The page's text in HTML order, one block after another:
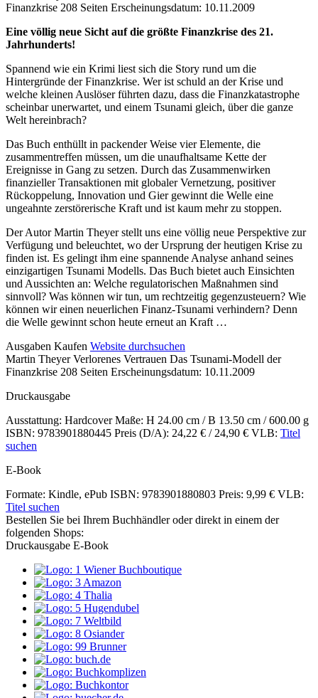
Finanzkrise 208 Seiten Erscheinungsdatum: 10.11.2009
Beschreibung
Eine völlig neue Sicht auf die größte Finanzkrise des 21.
Jahrhunderts!
Spannend wie ein Krimi liest sich die Story rund um die
Hintergründe der Finanzkrise. Wer ist schuld an der Krise und
welche kleinen Auslöser führten dazu, dass die Finanzkatastrophe
scheinbar unerwartet, und einem Tsunami gleich, über die ganze
Welt hereinbrach?
Das Buch enthüllt in packender Weise vier Elemente, die
zusammentreffen müssen, um die unaufhaltsame Kette der
Ereignisse in Gang zu setzen. Durch das Zusammenwirken
finanzieller Transaktionen mit globaler Vernetzung, positiver
Rückoppelung, Innovation und Gier gewinnt die Welle eine
ungeahnte zerstörerische Kraft und ist kaum mehr zu stoppen.
Der Autor Martin Theyer stellt uns eine völlig neue Perspektive zur
Verfügung und beleuchtet, wo der Ursprung der heutigen Krise zu
finden ist. Es gelingt ihm eine spannende Analyse anhand seines
einzigartigen Tsunami Modells. Das Buch bietet auch Einsichten
und Aussichten an: Welche regulatorischen Maßnahmen sind
sinnvoll? Was können wir tun, um rechtzeitig gegenzusteuern? Wie
können wir einen neuerlichen Finanz-Tsunami verhindern? Denn
die Welle gewinnt schon heute erneut an Kraft …
Details
und
Ausgaben Kaufen Website durchsuchen
Martin Theyer Verlorenes Vertrauen Das Tsunami-Modell der
Finanzkrise 208 Seiten Erscheinungsdatum: 10.11.2009
Druckausgabe
Ausstattung: Hardcover Maße: H 24.00 cm / B 13.50 cm / 600.00 g
ISBN: 9783901880445 Preis (D/A): 24,22 € / 24,90 € VLB: Titel
suchen
E-Book
Formate: Kindle, ePub ISBN: 9783901880803 Preis: 9,99 € VLB:
Titel suchen
Bestellen Sie bei Ihrem Buchhändler oder direkt in einem der
folgenden Shops:
Druckausgabe E-Book